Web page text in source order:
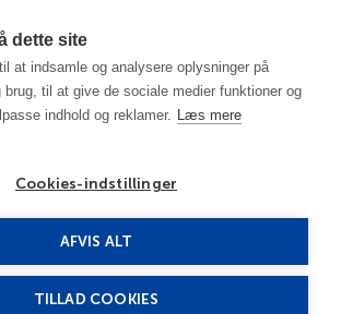
dette site
at indsamle og analysere oplysninger på
brug, til at give de sociale medier funktioner og
indhold og reklamer. Læs mere
Cookies-indstillinger
AFVIS ALT
TILLAD COOKIES
Lejligheder